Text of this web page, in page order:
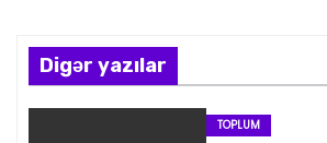
z
ı
Digər yazılar
TOPLUM